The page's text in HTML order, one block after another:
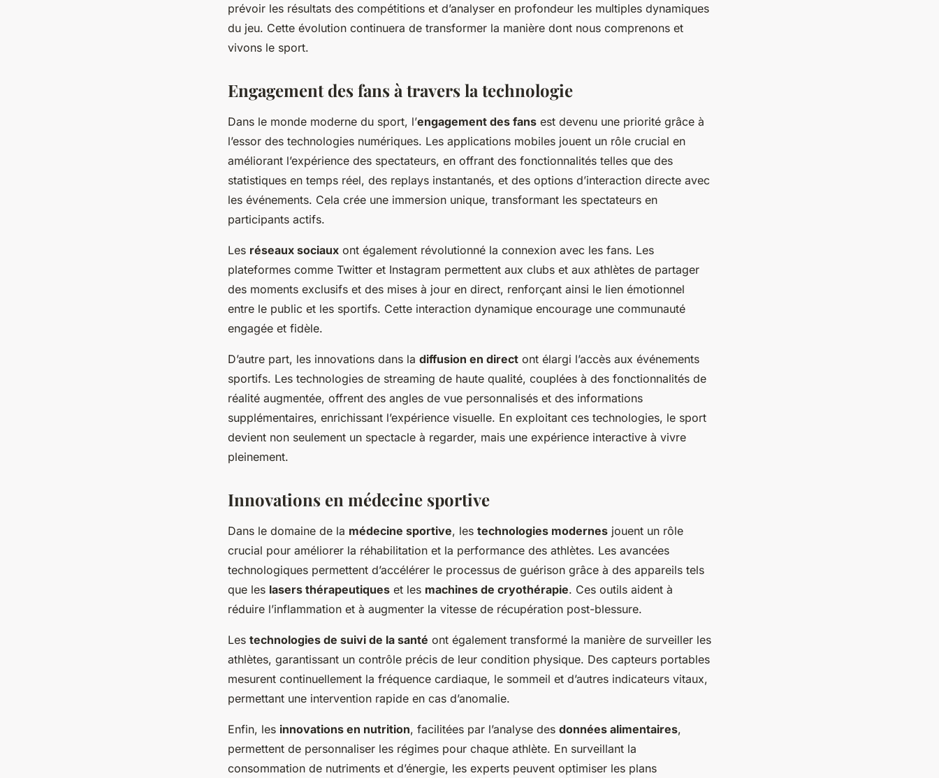
prévoir les résultats des compétitions et d’analyser en profondeur les multiples dynamiques
du jeu. Cette évolution continuera de transformer la manière dont nous comprenons et
vivons le sport.
Engagement des fans à travers la technologie
Dans le monde moderne du sport, l’engagement des fans est devenu une priorité grâce à
l’essor des technologies numériques. Les applications mobiles jouent un rôle crucial en
améliorant l’expérience des spectateurs, en offrant des fonctionnalités telles que des
statistiques en temps réel, des replays instantanés, et des options d’interaction directe avec
les événements. Cela crée une immersion unique, transformant les spectateurs en
participants actifs.
Les réseaux sociaux ont également révolutionné la connexion avec les fans. Les
plateformes comme Twitter et Instagram permettent aux clubs et aux athlètes de partager
des moments exclusifs et des mises à jour en direct, renforçant ainsi le lien émotionnel
entre le public et les sportifs. Cette interaction dynamique encourage une communauté
engagée et fidèle.
D’autre part, les innovations dans la diffusion en direct ont élargi l’accès aux événements
sportifs. Les technologies de streaming de haute qualité, couplées à des fonctionnalités de
réalité augmentée, offrent des angles de vue personnalisés et des informations
supplémentaires, enrichissant l’expérience visuelle. En exploitant ces technologies, le sport
devient non seulement un spectacle à regarder, mais une expérience interactive à vivre
pleinement.
Innovations en médecine sportive
Dans le domaine de la médecine sportive, les technologies modernes jouent un rôle
crucial pour améliorer la réhabilitation et la performance des athlètes. Les avancées
technologiques permettent d’accélérer le processus de guérison grâce à des appareils tels
que les lasers thérapeutiques et les machines de cryothérapie. Ces outils aident à
réduire l’inflammation et à augmenter la vitesse de récupération post-blessure.
Les technologies de suivi de la santé ont également transformé la manière de surveiller les
athlètes, garantissant un contrôle précis de leur condition physique. Des capteurs portables
mesurent continuellement la fréquence cardiaque, le sommeil et d’autres indicateurs vitaux,
permettant une intervention rapide en cas d’anomalie.
Enfin, les innovations en nutrition, facilitées par l’analyse des données alimentaires,
permettent de personnaliser les régimes pour chaque athlète. En surveillant la
consommation de nutriments et d’énergie, les experts peuvent optimiser les plans